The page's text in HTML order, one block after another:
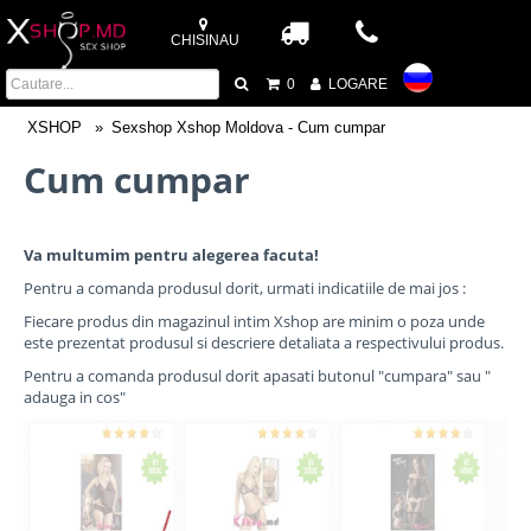
CHISINAU
0 LOGARE
XSHOP Sexshop Xshop Moldova - Cum cumpar
Cum cumpar
Va multumim pentru alegerea facuta!
Pentru a comanda produsul dorit, urmati indicatiile de mai jos :
Fiecare produs din magazinul intim Xshop are minim o poza unde
este prezentat produsul si descriere detaliata a respectivului produs.
Pentru a comanda produsul dorit apasati butonul "cumpara" sau "
adauga in cos"